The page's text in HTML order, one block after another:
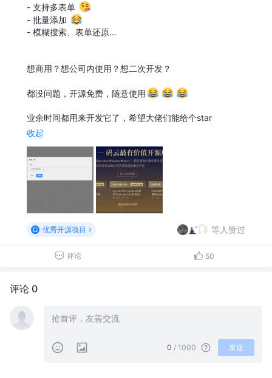
- 支持多表单
- 批量添加
- 模糊搜索、表单还原...
想商用？想公司内使用？想二次开发？
都没问题，开源免费，随意使用
业余时间都用来开发它了，希望大佬们能给个star
收起
优秀开源项目 等人赞过
评论 50
评论 0
0 / 1000 发送